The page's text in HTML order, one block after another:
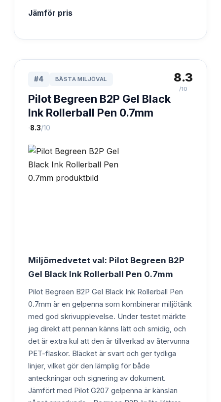
Jämför pris
#4 BÄSTA MILJÖVAL
Pilot Begreen B2P Gel Black
Ink Rollerball Pen 0.7mm
·8.3/10
8.3
/10
Miljömedvetet val: Pilot Begreen B2P
Gel Black Ink Rollerball Pen 0.7mm
Pilot Begreen B2P Gel Black Ink Rollerball Pen
0.7mm är en gelpenna som kombinerar miljötänk
med god skrivupplevelse. Under testet märkte
jag direkt att pennan känns lätt och smidig, och
det är extra kul att den är tillverkad av återvunna
PET-flaskor. Bläcket är svart och ger tydliga
linjer, vilket gör den lämplig för både
anteckningar och signering av dokument.
Jämfört med Pilot G207 gelpenna är känslan